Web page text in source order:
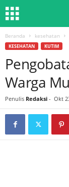
Beranda kesehatan
KESEHATAN KUTIM
Warga
Penulis Redaksi - Okt